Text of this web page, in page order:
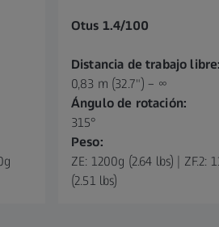
Otus 1.4/100
Distancia de trabajo libre:
0,83 m (32.7") – ∞
Ángulo de rotación:
315°
Peso:
ZE: 1200g (2.64 lbs) | ZF.2:
(2.51 lbs)